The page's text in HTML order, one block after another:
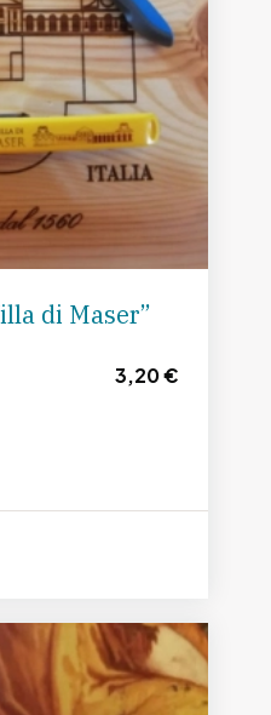
di Maser”
3,20 €